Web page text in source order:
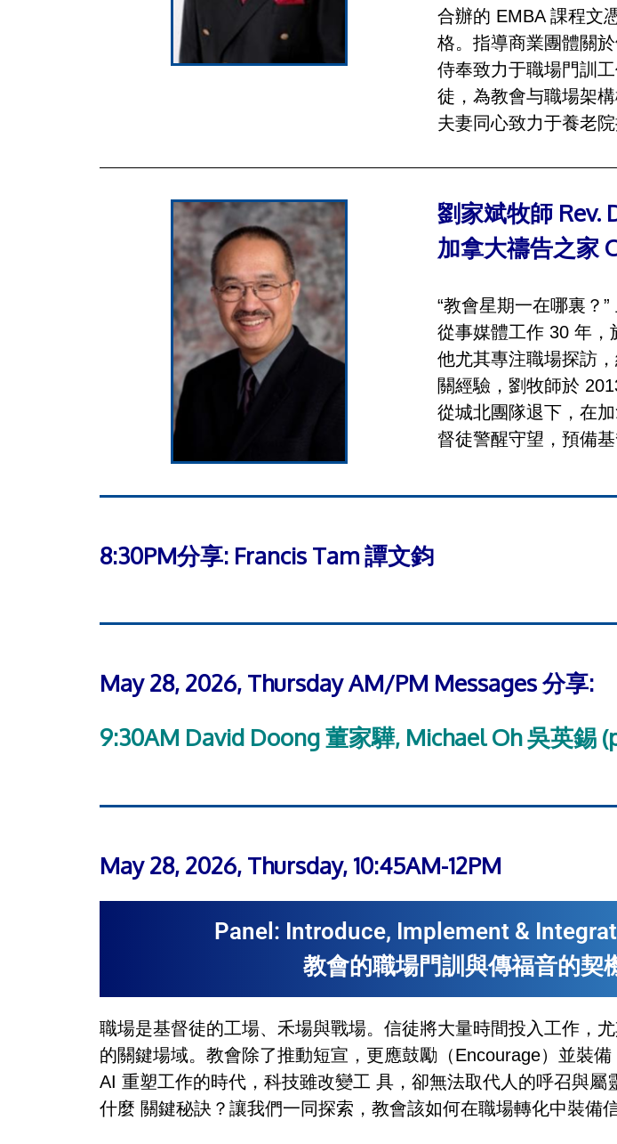
合辦的 EMBA 課程文
格。指導商業團體關
侍奉致力于職場門訓
徒，為教會与職場架
夫妻同心致力于養老
劉家斌牧師 Rev.
加拿大禱告之家
“教會星期一在哪裏？
從事媒體工作 30 年，
他尤其專注職場探訪
關經驗，劉牧師於
從城北團隊退下，在
督徒警醒守望，預備基
8:30PM分享: Francis Tam 譚文鈞
May 28, 2026, Thursday AM/PM Messages 分享:
9:30AM David Doong 董家驊, Michael Oh 吳英錫
May 28, 2026, Thursday, 10:45AM-12PM
Panel: Introduce, Implement &
教會的職場門訓與傳福音的契
職場是基督徒的工場、禾場與戰場。信徒將大量時間投入工作，
的關鍵場域。教會除了推動短宣，更應鼓勵（Encourage）並裝
AI 重塑工作的時代，科技雖改變工 具，卻無法取代人的呼召與
什麼 關鍵秘訣？讓我們一同探索，教會該如何在職場轉化中裝備